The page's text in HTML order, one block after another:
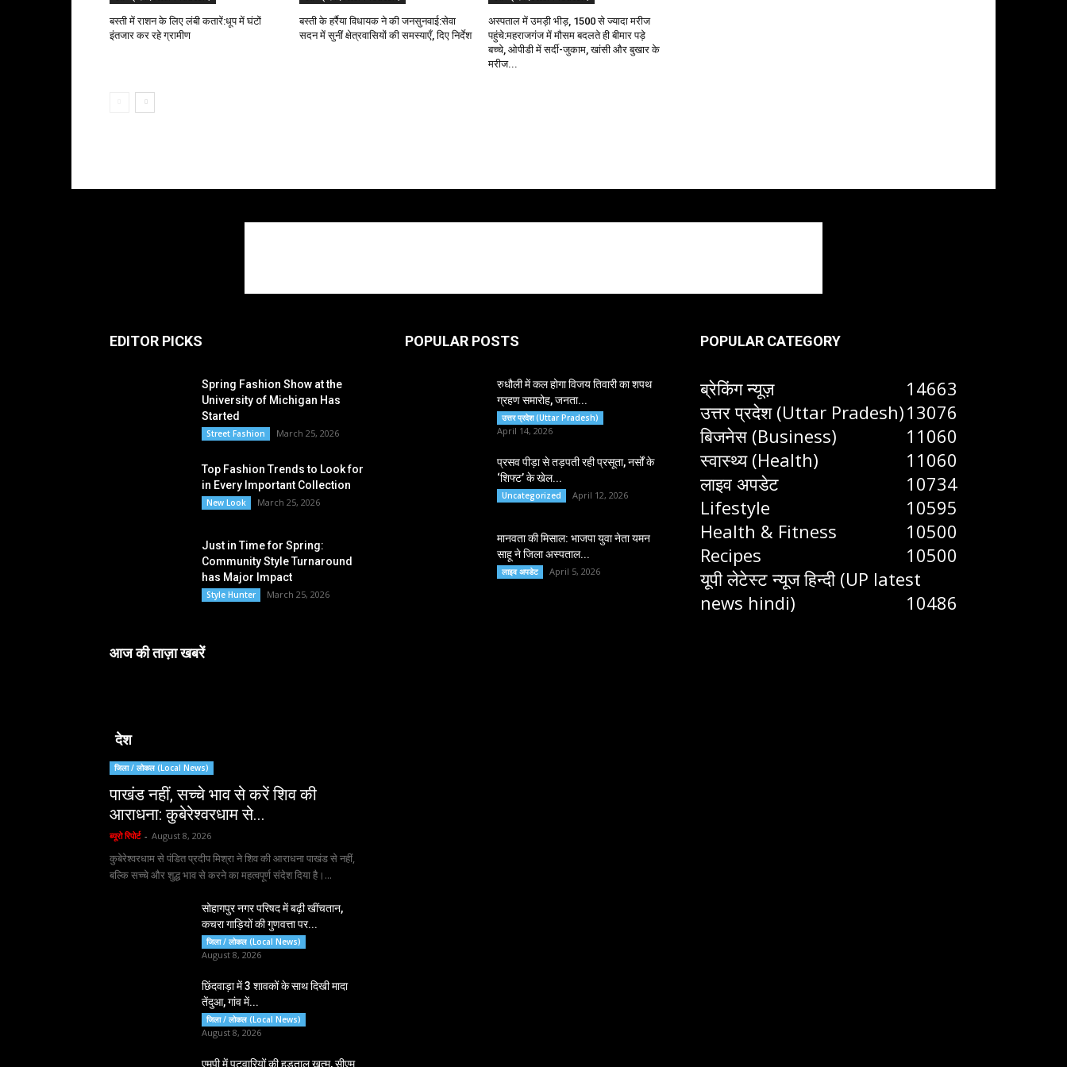
बस्ती में राशन के लिए लंबी कतारें:धूप में घंटों
इंतजार कर रहे ग्रामीण
बस्ती के हर्रैया विधायक ने की जनसुनवाई:सेवा
सदन में सुनीं क्षेत्रवासियों की समस्याएँ, दिए निर्देश
अस्पताल में उमड़ी भीड़, 1500 से ज्यादा मरीज
पहुंचे:महराजगंज में मौसम बदलते ही बीमार पड़े
बच्चे, ओपीडी में सर्दी-जुकाम, खांसी और बुखार के
मरीज...
EDITOR PICKS
Spring Fashion Show at the
University of Michigan Has
Started
Street Fashion March 25, 2026
Top Fashion Trends to Look for
in Every Important Collection
New Look March 25, 2026
Just in Time for Spring:
Community Style Turnaround
has Major Impact
Style Hunter March 25, 2026
आज की ताज़ा खबरें
देश
जिला / लोकल (Local News)
पाखंड नहीं, सच्चे भाव से करें शिव की
आराधना: कुबेरेश्वरधाम से...
ब्यूरो रिपोर्ट - August 8, 2026
कुबेरेश्वरधाम से पंडित प्रदीप मिश्रा ने शिव की आराधना पाखंड से नहीं,
बल्कि सच्चे और शुद्ध भाव से करने का महत्वपूर्ण संदेश दिया है।...
सोहागपुर नगर परिषद में बढ़ी खींचतान,
कचरा गाड़ियों की गुणवत्ता पर...
जिला / लोकल (Local News)
August 8, 2026
छिंदवाड़ा में 3 शावकों के साथ दिखी मादा
तेंदुआ, गांव में...
जिला / लोकल (Local News)
August 8, 2026
एमपी में पटवारियों की हड़ताल खत्म, सीएम
POPULAR POSTS
रुधौली में कल होगा विजय तिवारी का शपथ
ग्रहण समारोह, जनता...
उत्तर प्रदेश (Uttar Pradesh)
April 14, 2026
प्रसव पीड़ा से तड़पती रही प्रसूता, नर्सों के
‘शिफ्ट’ के खेल...
Uncategorized April 12, 2026
मानवता की मिसाल: भाजपा युवा नेता यमन
साहू ने जिला अस्पताल...
लाइव अपडेट April 5, 2026
POPULAR CATEGORY
ब्रेकिंग न्यूज़
14663
उत्तर प्रदेश (Uttar Pradesh)13076
बिजनेस (Business)
11060
स्वास्थ्य (Health)
11060
लाइव अपडेट
10734
Lifestyle
10595
Health & Fitness
10500
Recipes
10500
यूपी लेटेस्ट न्यूज हिन्दी (UP latest
news hindi)
10486